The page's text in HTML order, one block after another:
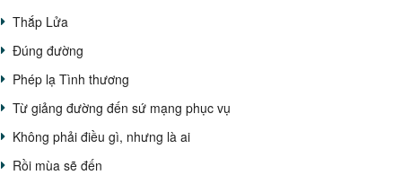
Thắp Lửa
Đúng đường
Phép lạ Tình thương
Từ giảng đường đến sứ mạng phục vụ
Không phải điều gì, nhưng là ai
Rồi mùa sẽ đến